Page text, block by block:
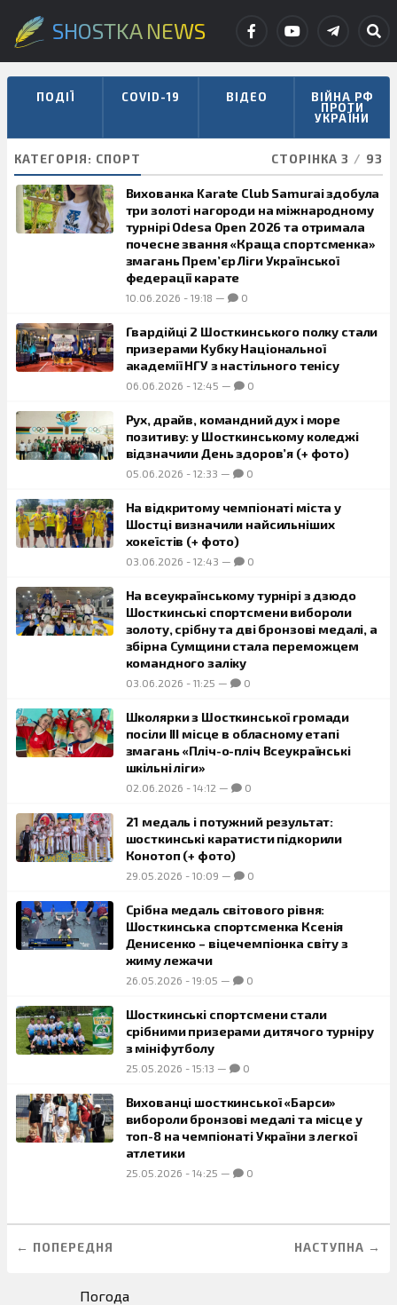
SHOSTKA NEWS
ПОДІЇ COVID-19 ВІДЕО ВІЙНА РФ
ПРОТИ
УКРАЇНИ
КАТЕГОРІЯ: СПОРТ СТОРІНКА 3 / 93
Вихованка Karate Club Samurai здобула
три золоті нагороди на міжнародному
турнірі Odesa Open 2026 та отримала
почесне звання «Краща спортсменка»
змагань Прем’єр Ліги Української
федерації карате
10.06.2026 - 19:18 — 0
Гвардійці 2 Шосткинського полку стали
призерами Кубку Національної
академії НГУ з настільного тенісу
06.06.2026 - 12:45 — 0
Рух, драйв, командний дух і море
позитиву: у Шосткинському коледжі
відзначили День здоров’я (+ фото)
05.06.2026 - 12:33 — 0
На відкритому чемпіонаті міста у
Шостці визначили найсильніших
хокеїстів (+ фото)
03.06.2026 - 12:43 — 0
На всеукраїнському турнірі з дзюдо
Шосткинські спортсмени вибороли
золоту, срібну та дві бронзові медалі, а
збірна Сумщини стала переможцем
командного заліку
03.06.2026 - 11:25 — 0
Школярки з Шосткинської громади
посіли III місце в обласному етапі
змагань «Пліч-о-пліч Всеукраїнські
шкільні ліги»
02.06.2026 - 14:12 — 0
21 медаль і потужний результат:
шосткинські каратисти підкорили
Конотоп (+ фото)
29.05.2026 - 10:09 — 0
Срібна медаль світового рівня:
Шосткинська спортсменка Ксенія
Денисенко – віцечемпіонка світу з
жиму лежачи
26.05.2026 - 19:05 — 0
Шосткинські спортсмени стали
срібними призерами дитячого турніру
з мініфутболу
25.05.2026 - 15:13 — 0
Вихованці шосткинської «Барси»
вибороли бронзові медалі та місце у
топ-8 на чемпіонаті України з легкої
атлетики
25.05.2026 - 14:25 — 0
← ПОПЕРЕДНЯ НАСТУПНА →
Погода